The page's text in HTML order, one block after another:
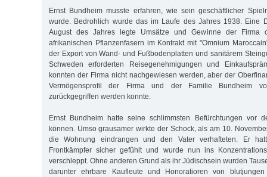
Ernst Bundheim musste erfahren, wie sein geschäftlicher
wurde. Bedrohlich wurde das im Laufe des Jahres 1938. Eine
August des Jahres legte Umsätze und Gewinne der Firma
afrikanischen Pflanzenfasern im Kontrakt mit "Omnium
der Export von Wand- und Fußbodenplatten und sanitärem
Schweden erforderten Reisegenehmigungen und
konnten der Firma nicht nachgewiesen werden, aber der
Vermögensprofil der Firma und der Familie Bundheim
zurückgegriffen werden konnte.
Ernst Bundheim hatte seine schlimmsten Befürchtungen vor
können. Umso grausamer wirkte der Schock, als am 10.
die Wohnung eindrangen und den Vater verhafteten. Er
Frontkämpfer sicher gefühlt und wurde nun ins
verschleppt. Ohne anderen Grund als ihr Jüdischsein wurden
darunter ehrbare Kaufleute und Honoratioren von blutjungen